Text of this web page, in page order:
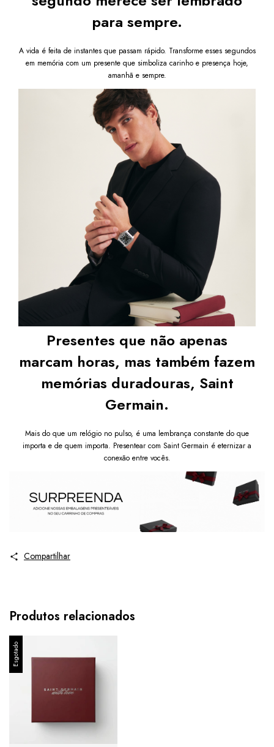
para sempre.
A vida é feita de instantes que passam rápido. Transforme esses segundos
em memória com um presente que simboliza carinho e presença hoje,
amanhã e sempre.
Presentes que não apenas
marcam horas, mas também fazem
memórias duradouras, Saint
Germain.
Mais do que um relógio no pulso, é uma lembrança constante do que
importa e de quem importa. Presentear com Saint Germain é eternizar a
conexão entre vocês.
Compartilhar
Produtos relacionados
Esgotado